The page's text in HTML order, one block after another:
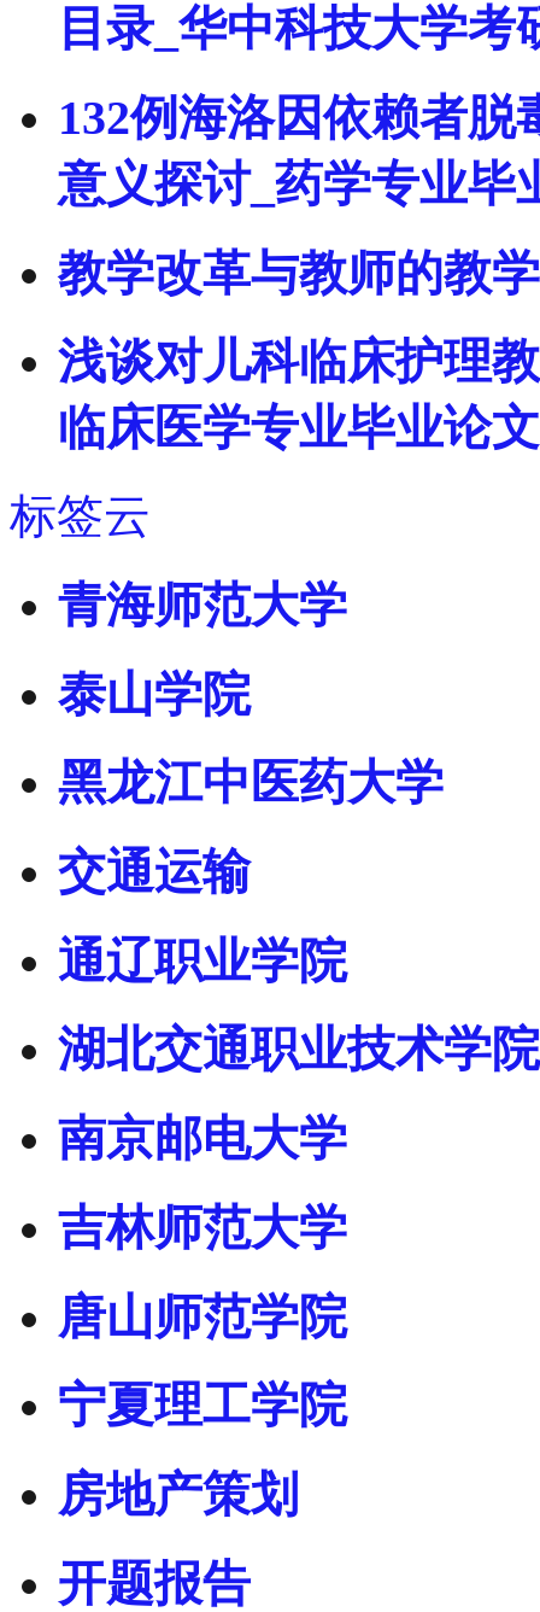
目录_华中科技大学考
132例海洛因依赖者
意义探讨_药学专业毕
教学改革与教师的教
浅谈对儿科临床护理
临床医学专业毕业论文
标签云
青海师范大学
泰山学院
黑龙江中医药大学
交通运输
通辽职业学院
湖北交通职业技术学院
南京邮电大学
吉林师范大学
唐山师范学院
宁夏理工学院
房地产策划
开题报告